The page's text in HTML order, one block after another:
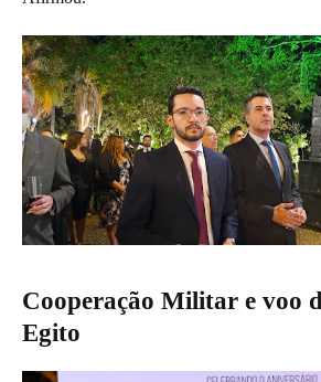
Cooperação Militar e voo
Egito